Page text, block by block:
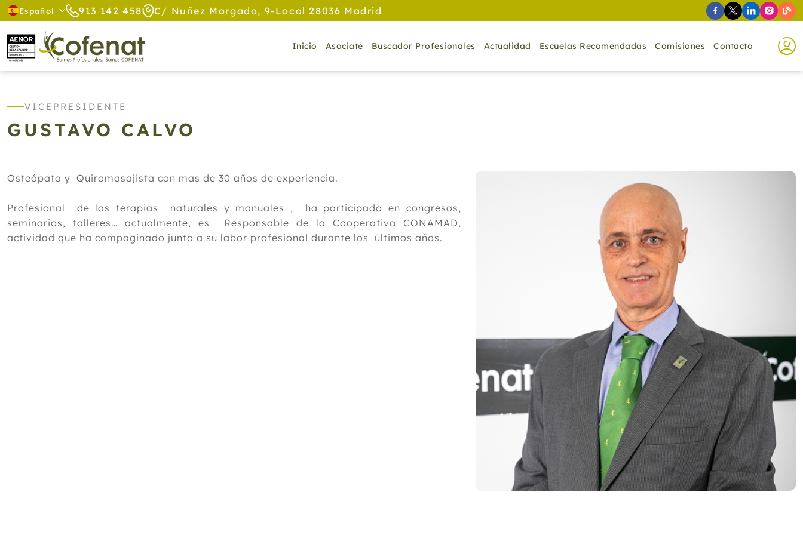
Español 913 142 458 C/ Nuñez Morgado, 9-Local 28036 Madrid
Inicio Asociate Buscador Profesionales Actualidad Escuelas Recomendadas Comisiones Contacto
VICEPRESIDENTE
GUSTAVO CALVO
Osteópata y Quiromasajista con mas de 30 años de experiencia.
Profesional de las terapias naturales y manuales , ha participado en congresos,
seminarios, talleres… actualmente, es Responsable de la Cooperativa CONAMAD,
actividad que ha compaginado junto a su labor profesional durante los últimos años.